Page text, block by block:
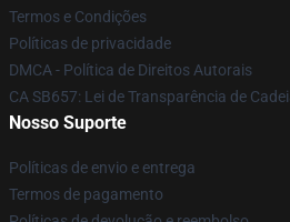
Termos e Condições
Políticas de privacidade
DMCA - Política de Direitos Autorais
CA SB657: Lei de Transparência de
Nosso Suporte
Políticas de envio e entrega
Termos de pagamento